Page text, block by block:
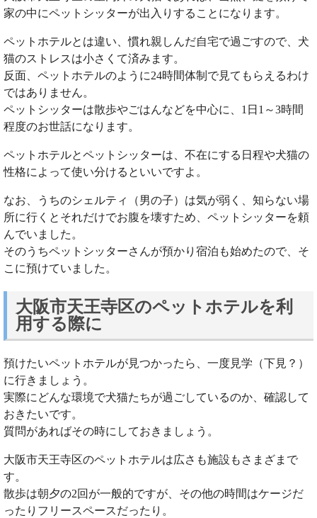
家の中にペットシッターが出入りすることになります。
ペットホテルとは違い、慣れ親しんだ自宅で過ごすので、犬
猫のストレスは小さくて済みます。
反面、ペットホテルのように24時間体制で見てもらえるわけ
ではありません。
ペットシッターは散歩やごはんなどを中心に、1日1～3時間
程度のお世話になります。
ペットホテルとペットシッターは、不在にする日程や犬猫の
性格によって使い分けるといいですよ。
なお、うちのシェルティ（男の子）は気が弱く、知らない場
所に行くとそれだけでお腹を壊すため、ペットシッターを頼
んでいました。
そのうちペットシッターさんが預かり宿泊も始めたので、そ
こに預けていました。
大阪市天王寺区のペットホテルを利
用する際に
預けたいペットホテルが見つかったら、一度見学（下見？）
に行きましょう。
実際にどんな環境で犬猫たちが過ごしているのか、確認して
おきたいです。
質問があればその時にしておきましょう。
大阪市天王寺区のペットホテルは広さも施設もさまざまで
す。
散歩は朝夕の2回が一般的ですが、その他の時間はケージだ
ったりフリースペースだったり。